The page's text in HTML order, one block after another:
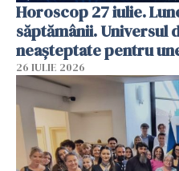
Horoscop 27 iulie.
săptămânii. Universul
neașteptate pentru
26 IULIE 2026